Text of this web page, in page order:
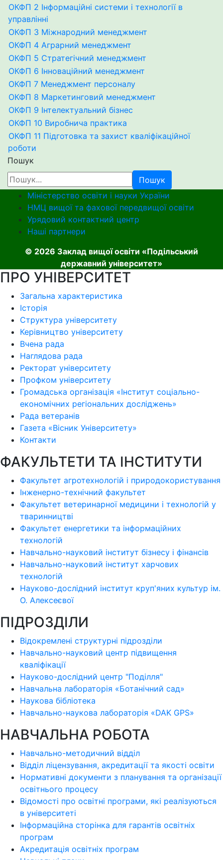
ОКФП 2 Інформаційні системи і технології в
управлінні
ОКФП 3 Міжнародний менеджмент
ОКФП 4 Аграрний менеджмент
ОКФП 5 Стратегічний менеджмент
ОКФП 6 Інноваційний менеджмент
ОКФП 7 Менеджмент персоналу
ОКФП 8 Маркетинговий менеджмент
ОКФП 9 Інтелектуальний бізнес
ОКФП 10 Виробнича практика
ОКФП 11 Підготовка та захист кваліфікаційної
роботи
Пошук
Пошук
Міністерство освіти і науки України
НМЦ вищої та фахової передвищої освіти
Урядовий контактний центр
Наші партнери
© 2026 Заклад вищої освіти «Подільський
державний університет»
ПРО УНІВЕРСИТЕТ
Загальна характеристика
Історія
Структура університету
Керівництво університету
Вчена рада
Наглядова рада
Ректорат університету
Профком університету
Громадська організація «Інститут соціально-
економічних регіональних досліджень»
Рада ветеранів
Газета «Вісник Університету»
Контакти
ФАКУЛЬТЕТИ ТА ІНСТИТУТИ
Факультет агротехнологій і природокористування
Інженерно-технічний факультет
Факультет ветеринарної медицини і технологій у
тваринництві
Факультет енергетики та інформаційних
технологій
Навчально-науковий інститут бізнесу і фінансів
Навчально-науковий інститут харчових
технологій
Науково-дослідний інститут круп'яних культур ім.
О. Алексеєвої
ПІДРОЗДІЛИ
Відокремлені структурні підрозділи
Навчально-науковий центр підвищення
кваліфікації
Науково-дослідний центр "Поділля"
Навчальна лабораторія «Ботанічний сад»
Наукова бібліотека
Навчально-наукова лабораторія «DAK GPS»
НАВЧАЛЬНА РОБОТА
Навчально-методичний відділ
Відділ ліцензування, акредитації та якості освіти
Нормативні документи з планування та організації
освітнього процесу
Відомості про освітні програми, які реалізуються
в університеті
Інформаційна сторінка для гарантів освітніх
програм
Акредитація освітніх програм